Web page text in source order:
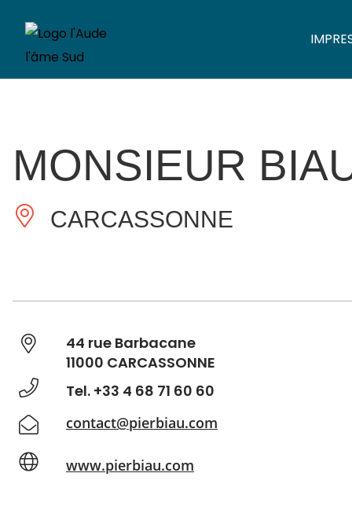
MONSIEUR
CARCASSONNE
44 rue Barbacane
11000 CARCASSONNE
Tel. +33 4 68 71 60 60
contact@pierbiau.com
www.pierbiau.com